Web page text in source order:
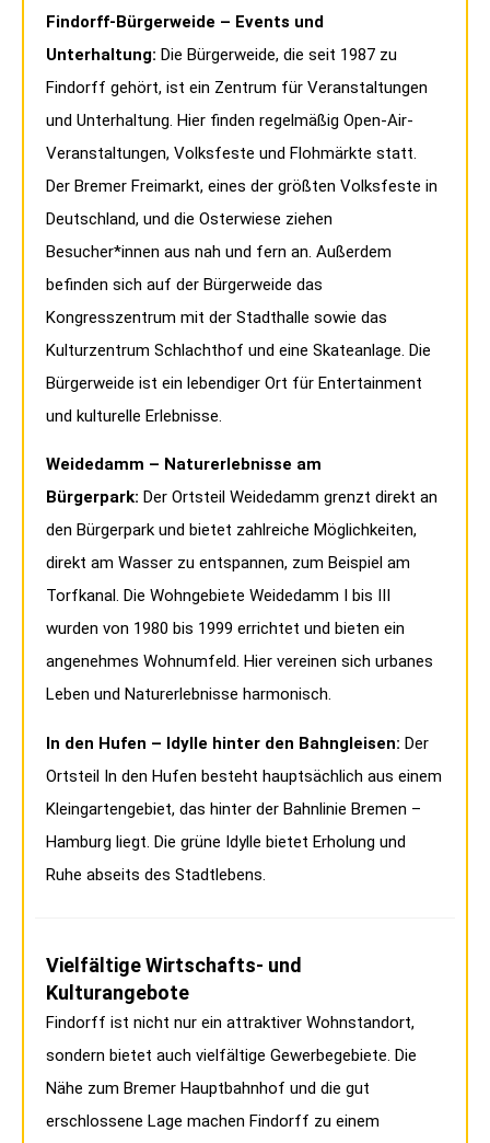
Findorff-Bürgerweide – Events und
Unterhaltung: Die Bürgerweide, die seit 1987 zu
Findorff gehört, ist ein Zentrum für Veranstaltungen
und Unterhaltung. Hier finden regelmäßig Open-Air-
Veranstaltungen, Volksfeste und Flohmärkte statt.
Der Bremer Freimarkt, eines der größten Volksfeste in
Deutschland, und die Osterwiese ziehen
Besucher*innen aus nah und fern an. Außerdem
befinden sich auf der Bürgerweide das
Kongresszentrum mit der Stadthalle sowie das
Kulturzentrum Schlachthof und eine Skateanlage. Die
Bürgerweide ist ein lebendiger Ort für Entertainment
und kulturelle Erlebnisse.
Weidedamm – Naturerlebnisse am
Bürgerpark: Der Ortsteil Weidedamm grenzt direkt an
den Bürgerpark und bietet zahlreiche Möglichkeiten,
direkt am Wasser zu entspannen, zum Beispiel am
Torfkanal. Die Wohngebiete Weidedamm I bis III
wurden von 1980 bis 1999 errichtet und bieten ein
angenehmes Wohnumfeld. Hier vereinen sich urbanes
Leben und Naturerlebnisse harmonisch.
In den Hufen – Idylle hinter den Bahngleisen: Der
Ortsteil In den Hufen besteht hauptsächlich aus einem
Kleingartengebiet, das hinter der Bahnlinie Bremen –
Hamburg liegt. Die grüne Idylle bietet Erholung und
Ruhe abseits des Stadtlebens.
Vielfältige Wirtschafts- und
Kulturangebote
Findorff ist nicht nur ein attraktiver Wohnstandort,
sondern bietet auch vielfältige Gewerbegebiete. Die
Nähe zum Bremer Hauptbahnhof und die gut
erschlossene Lage machen Findorff zu einem